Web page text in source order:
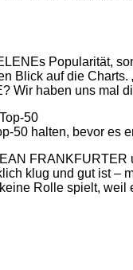
Popularität,
auf die
Wir haben uns mal
50
50 halten, bevor es
klug und gut ist
Rolle spielt,